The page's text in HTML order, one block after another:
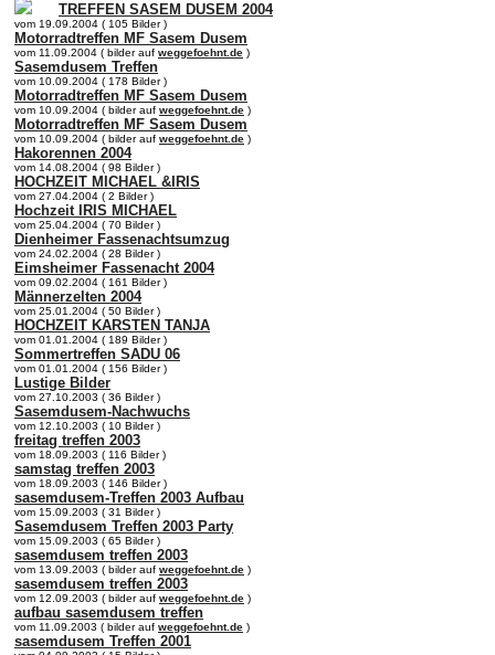
TREFFEN SASEM DUSEM 2004
vom 19.09.2004 ( 105 Bilder )
Motorradtreffen MF Sasem Dusem
vom 11.09.2004 ( bilder auf weggefoehnt.de )
Sasemdusem Treffen
vom 10.09.2004 ( 178 Bilder )
Motorradtreffen MF Sasem Dusem
vom 10.09.2004 ( bilder auf weggefoehnt.de )
Motorradtreffen MF Sasem Dusem
vom 10.09.2004 ( bilder auf weggefoehnt.de )
Hakorennen 2004
vom 14.08.2004 ( 98 Bilder )
HOCHZEIT MICHAEL &IRIS
vom 27.04.2004 ( 2 Bilder )
Hochzeit IRIS MICHAEL
vom 25.04.2004 ( 70 Bilder )
Dienheimer Fassenachtsumzug
vom 24.02.2004 ( 28 Bilder )
Eimsheimer Fassenacht 2004
vom 09.02.2004 ( 161 Bilder )
Männerzelten 2004
vom 25.01.2004 ( 50 Bilder )
HOCHZEIT KARSTEN TANJA
vom 01.01.2004 ( 189 Bilder )
Sommertreffen SADU 06
vom 01.01.2004 ( 156 Bilder )
Lustige Bilder
vom 27.10.2003 ( 36 Bilder )
Sasemdusem-Nachwuchs
vom 12.10.2003 ( 10 Bilder )
freitag treffen 2003
vom 18.09.2003 ( 116 Bilder )
samstag treffen 2003
vom 18.09.2003 ( 146 Bilder )
sasemdusem-Treffen 2003 Aufbau
vom 15.09.2003 ( 31 Bilder )
Sasemdusem Treffen 2003 Party
vom 15.09.2003 ( 65 Bilder )
sasemdusem treffen 2003
vom 13.09.2003 ( bilder auf weggefoehnt.de )
sasemdusem treffen 2003
vom 12.09.2003 ( bilder auf weggefoehnt.de )
aufbau sasemdusem treffen
vom 11.09.2003 ( bilder auf weggefoehnt.de )
sasemdusem Treffen 2001